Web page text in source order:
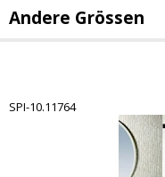
Andere Grössen
SPI-10.11764